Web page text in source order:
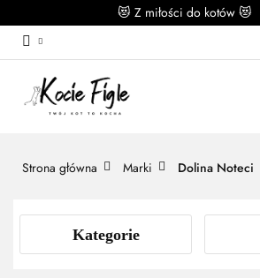
😻 Z miłości do kotów 😻
Strona główna Marki Dolina Noteci
Kategorie